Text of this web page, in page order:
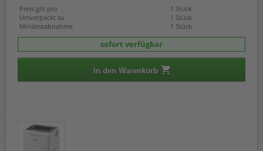
Preis gilt pro
1 Stück
Umverpackt zu
1 Stück
Mindestabnahme
1 Stück
sofort verfügbar
In den Warenkorb